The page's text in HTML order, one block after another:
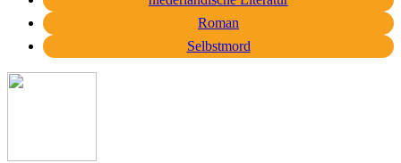
Roman
Selbstmord